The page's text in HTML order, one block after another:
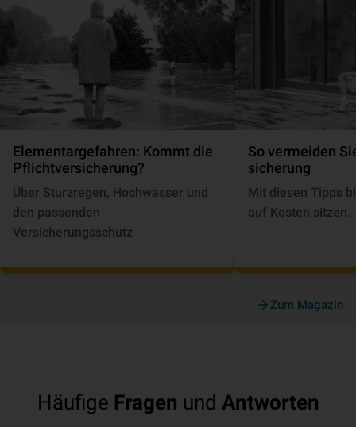
Elementargefahren: Kommt die
Pflichtversicherung?
Über Sturzregen, Hochwasser und
den passenden
Versicherungsschutz
So vermeiden
si­che­rung
Mit diesen Tipps
auf Kosten sitzen.
Zum Magazin
Häufige Fragen und Antworten